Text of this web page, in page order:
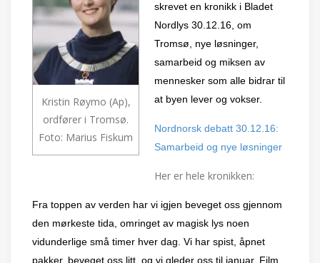
Kristin Røymo (Ap),
ordfører i Tromsø.
Foto: Marius Fiskum
skrevet en kronikk i Bladet
Nordlys 30.12.16, om
Tromsø, nye løsninger,
samarbeid og miksen av
mennesker som alle bidrar til
at byen lever og vokser.
Nordnorsk debatt 30.12.16:
Samarbeid og nye løsninger
Her er hele kronikken:
Fra toppen av verden har vi igjen beveget oss gjennom
den mørkeste tida, omringet av magisk lys noen
vidunderlige små timer hver dag. Vi har spist, åpnet
pakker, beveget oss litt, og vi gleder oss til januar. Film